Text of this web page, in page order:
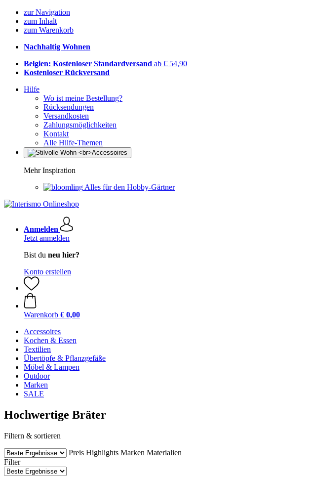
zur Navigation
zum Inhalt
zum Warenkorb
Nachhaltig Wohnen
Belgien: Kostenloser Standardversand ab € 54,90
Kostenloser Rückversand
Hilfe
Wo ist meine Bestellung?
Rücksendungen
Versandkosten
Zahlungsmöglichkeiten
Kontakt
Alle Hilfe-Themen
Mehr Inspiration
Alles für den Hobby-Gärtner
Anmelden
Jetzt anmelden
Bist du neu hier?
Konto erstellen
Warenkorb € 0,00
Accessoires
Kochen & Essen
Textilien
Übertöpfe & Pflanzgefäße
Möbel & Lampen
Outdoor
Marken
SALE
Hochwertige Bräter
Filtern & sortieren
Preis Highlights Marken Materialien
Filter